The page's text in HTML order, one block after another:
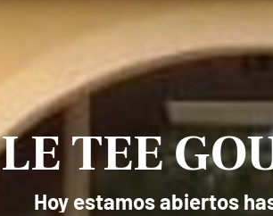
LE TEE
Hoy estamos abiertos